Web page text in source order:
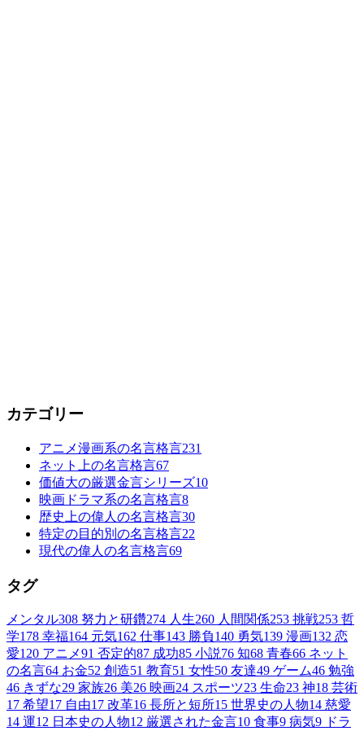
カテゴリー
アニメ漫画系の名言格言231
ネット上の名言格言67
価値大の厳選金言シリーズ10
映画ドラマ系の名言格言8
歴史上の偉人の名言格言30
特定の目的別の名言格言22
現代の偉人の名言格言69
タグ
メンタル308 努力と研鑽274 人生260 人間関係253 挑戦253 哲
学178 幸福164 元気162 仕事143 勝負140 勇気139 漫画132 恋
愛120 アニメ91 否定的87 成功85 小説76 知68 青春66 ネット
の名言64 お金52 創造51 教育51 女性50 友達49 ゲーム46 勉強
46 きずな29 家族26 美26 映画24 スポーツ23 生命23 神18 芸術
17 希望17 自由17 改革16 長所と短所15 世界史の人物14 慈愛
14 運12 日本史の人物12 厳選された金言10 食事9 病気9 ドラ